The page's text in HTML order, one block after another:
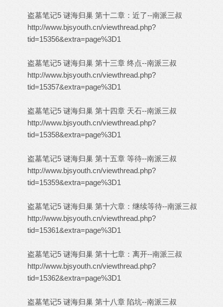
盗墓笔记5 谜海归巢 第十二章：近了--南派三叔
http://www.bjsyouth.cn/viewthread.php?
tid=15356&extra=page%3D1
盗墓笔记5 谜海归巢 第十三章 终点--南派三叔
http://www.bjsyouth.cn/viewthread.php?
tid=15357&extra=page%3D1
盗墓笔记5 谜海归巢 第十四章 天石--南派三叔
http://www.bjsyouth.cn/viewthread.php?
tid=15358&extra=page%3D1
盗墓笔记5 谜海归巢 第十五章 等待--南派三叔
http://www.bjsyouth.cn/viewthread.php?
tid=15359&extra=page%3D1
盗墓笔记5 谜海归巢 第十六章：继续等待--南派三叔
http://www.bjsyouth.cn/viewthread.php?
tid=15361&extra=page%3D1
盗墓笔记5 谜海归巢 第十七章：离开--南派三叔
http://www.bjsyouth.cn/viewthread.php?
tid=15362&extra=page%3D1
盗墓笔记5 谜海归巢 第十八章 陷坑--南派三叔